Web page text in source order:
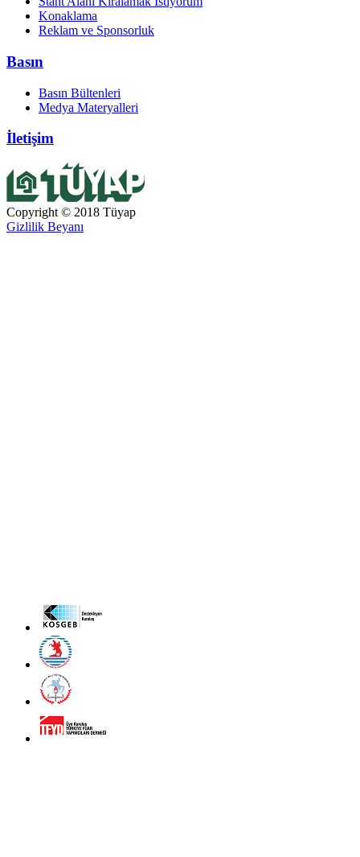
Konaklama
Reklam ve Sponsorluk
Basın
Basın Bültenleri
Medya Materyalleri
İletişim
Copyright © 2018 Tüyap
Gizlilik Beyanı